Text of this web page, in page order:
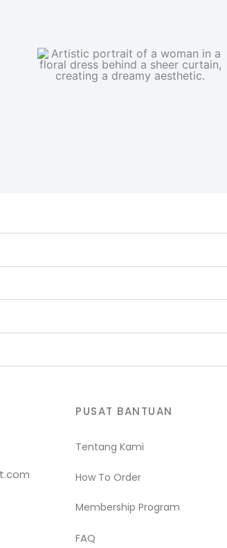
PUSAT BANTUAN
Tentang Kami
How To Order
Membership Program
FAQ